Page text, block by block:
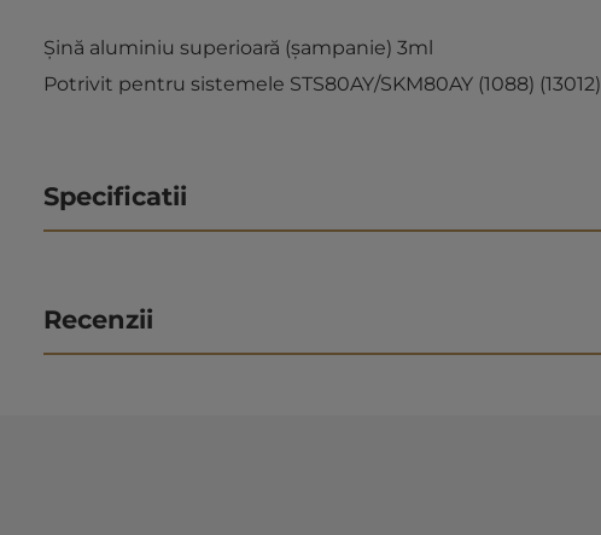
Șină aluminiu superioară (șampanie) 3ml
Potrivit pentru sistemele STS80AY/SKM80AY (1088) (13012)
Specificatii
Recenzii